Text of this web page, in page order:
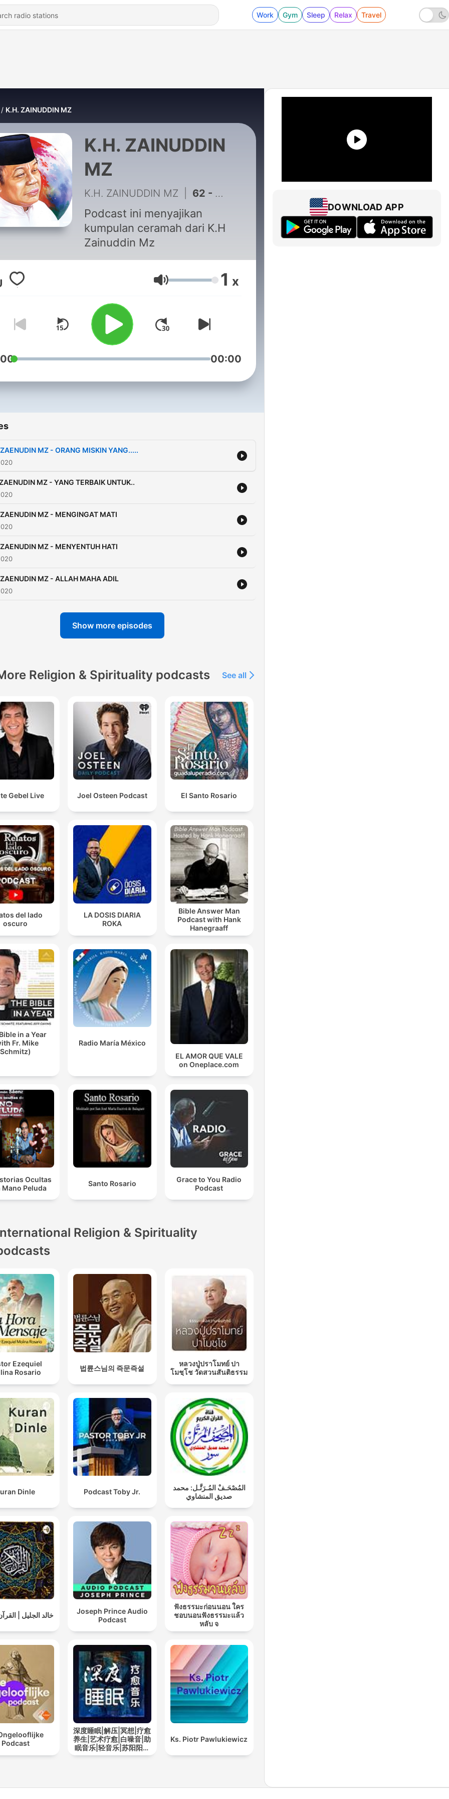
Work Gym Sleep Relax Travel
K.H. ZAINUDDIN MZ
K.H. ZAINUDDIN
MZ
K.H. ZAINUDDIN MZ 62 - KH ZAENUDIN MZ - ORANG MISKIN YANG.....
Podcast ini menyajikan
kumpulan ceramah dari K.H
Zainuddin Mz
Volume 1 x
00:00
MZ - ORANG MISKIN YANG.....
MZ - YANG TERBAIK UNTUK..
MZ - MENGINGAT MATI
MZ - MENYENTUH HATI
MZ - ALLAH MAHA ADIL
Show more episodes
Religion & Spirituality podcasts See all
Gebel Live Joel Osteen Podcast El Santo Rosario
del lado
oscuro
LA DOSIS DIARIA
ROKA
Bible Answer Man
Podcast with Hank
Hanegraaff
in a Year
Fr. Mike
Schmitz)
Radio María México
EL AMOR QUE VALE
on Oneplace.com
Ocultas
Mano Peluda
Santo Rosario
Grace to You Radio
Podcast
Religion & Spirituality
Ezequiel
Rosario
법륜스님의 즉문즉설
หลวงปู่ปราโมทย์ ปา
โมชฺโช วัดสวนสันติธรรม
Dinle Podcast Toby Jr.
المُصْحَـفْ المُـرَتَّـل: محمد
صديق المنشاوي
خالد الجليل |
Joseph Prince Audio
Podcast
ฟังธรรมะก่อนนอน ใคร
ชอบนอนฟังธรรมะแล้ว
หลับ จ
Podcast
深度睡眠|解压|冥想|疗愈
养生|艺术疗愈|白噪音|助
眠音乐|轻音乐|苏阳阳频
道
Ks. Piotr Pawlukiewicz
DOWNLOAD APP